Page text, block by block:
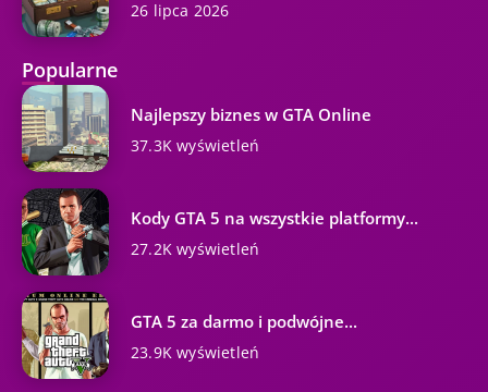
26 lipca 2026
Popularne
Najlepszy biznes w GTA Online
37.3K wyświetleń
Kody GTA 5 na wszystkie platformy...
27.2K wyświetleń
GTA 5 za darmo i podwójne...
23.9K wyświetleń